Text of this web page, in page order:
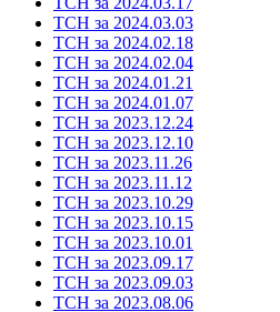
ТСН за 2024.03.03
ТСН за 2024.02.18
ТСН за 2024.02.04
ТСН за 2024.01.21
ТСН за 2024.01.07
ТСН за 2023.12.24
ТСН за 2023.12.10
ТСН за 2023.11.26
ТСН за 2023.11.12
ТСН за 2023.10.29
ТСН за 2023.10.15
ТСН за 2023.10.01
ТСН за 2023.09.17
ТСН за 2023.09.03
ТСН за 2023.08.06